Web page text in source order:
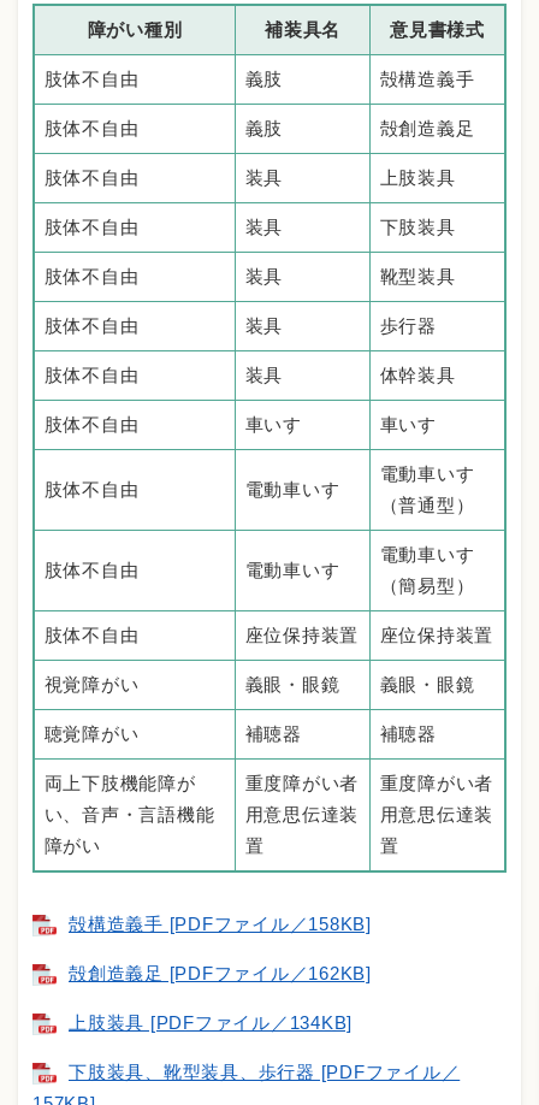
障がい種別 補装具名 意見書様式
肢体不自由 義肢 殻構造義手
肢体不自由 義肢 殻創造義足
肢体不自由 装具 上肢装具
肢体不自由 装具 下肢装具
肢体不自由 装具 靴型装具
肢体不自由 装具 歩行器
肢体不自由 装具 体幹装具
肢体不自由 車いす 車いす
肢体不自由 電動車いす
電動車いす
（普通型）
肢体不自由 電動車いす
電動車いす
（簡易型）
肢体不自由 座位保持装置 座位保持装置
視覚障がい 義眼・眼鏡 義眼・眼鏡
聴覚障がい 補聴器 補聴器
両上下肢機能障が
い、音声・言語機能
障がい
重度障がい者
用意思伝達装
置
重度障がい者
用意思伝達装
置
殻構造義手 [PDFファイル／158KB]
殻創造義足 [PDFファイル／162KB]
上肢装具 [PDFファイル／134KB]
下肢装具、靴型装具、歩行器 [PDFファイル／